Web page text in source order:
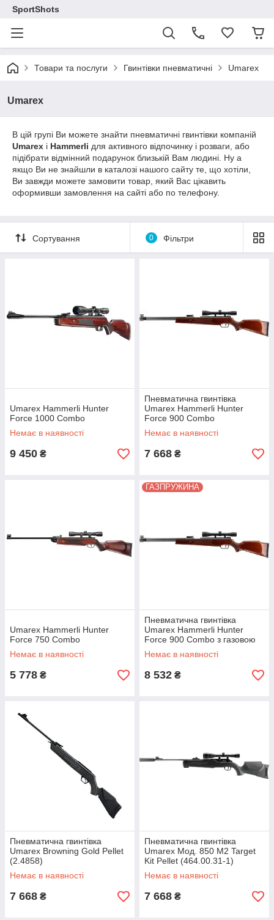
SportShots
Товари та послуги Гвинтівки пневматичні Umarex
Umarex
В цій групі Ви можете знайти пневматичні гвинтівки компаній
Umarex і Hammerli для активного відпочинку і розваги, або
підібрати відмінний подарунок близькій Вам людині. Ну а
якщо Ви не знайшли в каталозі нашого сайту те, що хотіли,
Ви завжди можете замовити товар, який Вас цікавить
оформивши замовлення на сайті або по телефону.
Сортування 0 Фільтри
Umarex Hammerli Hunter
Force 1000 Combo
Немає в наявності
9 450 ₴
Пневматична гвинтівка
Umarex Hammerli Hunter
Force 900 Combo
Немає в наявності
7 668 ₴
Umarex Hammerli Hunter
Force 750 Combo
Немає в наявності
5 778 ₴
ГАЗПРУЖИНА
Пневматична гвинтівка
Umarex Hammerli Hunter
Force 900 Combo з газовою
пружиною Magnum Sport
Немає в наявності
8 532 ₴
Пневматична гвинтівка
Umarex Browning Gold Pellet
(2.4858)
Немає в наявності
7 668 ₴
Пневматична гвинтівка
Umarex Мод. 850 M2 Target
Kit Pellet (464.00.31-1)
Немає в наявності
7 668 ₴